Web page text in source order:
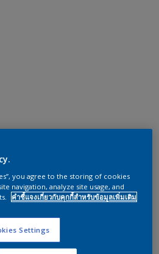
you agree to the storing of cookies
navigation, analyze site usage, and
คำชี้แจงเกี่ยวกับคุกกี้สำหรับข้อมูลเพิ่มเติม
Settings